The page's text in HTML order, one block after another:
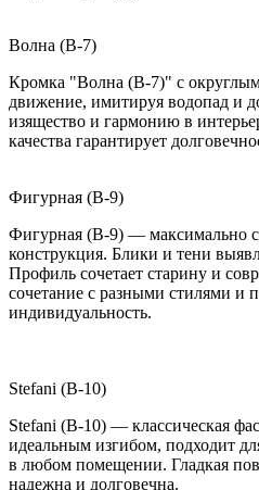
Волна (B-7)
Кромка "Волна (B-7)" с
движение, имитируя водопад и
изящество и гармонию в
качества гарантирует
Фигурная (B-9)
Фигурная (B-9) — максимально
конструкция. Блики и тени
Профиль сочетает старину и
сочетание с разными стилями и
индивидуальность.
Stefani (B-10)
Stefani (B-10) — классическая
идеальным изгибом, подходит
в любом помещении. Гладкая
надежна и долговечна.